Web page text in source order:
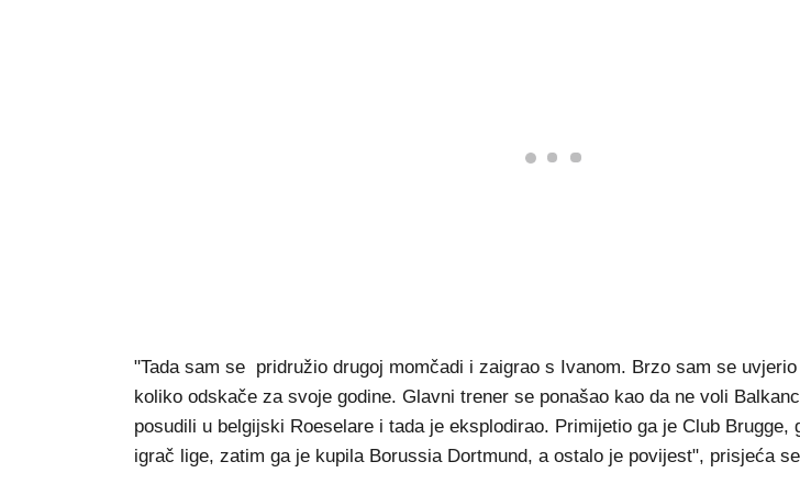
"Tada sam se pridružio drugoj momčadi i zaigrao s Ivanom. Brzo sam se
koliko odskače za svoje godine. Glavni trener se ponašao kao da ne voli
posudili u belgijski Roeselare i tada je eksplodirao. Primijetio ga je Club Brugge,
igrač lige, zatim ga je kupila Borussia Dortmund, a ostalo je povijest", prisjeća